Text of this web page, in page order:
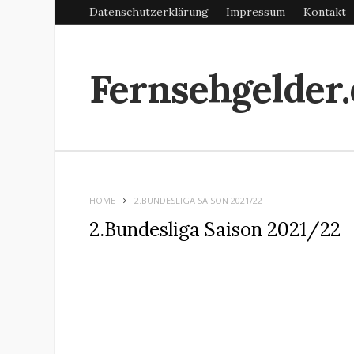
Datenschutzerklärung Impressum Kontakt
HOME 2.BUNDESLIGA SAISON 2021/22
2.Bundesliga Saison 2021/22